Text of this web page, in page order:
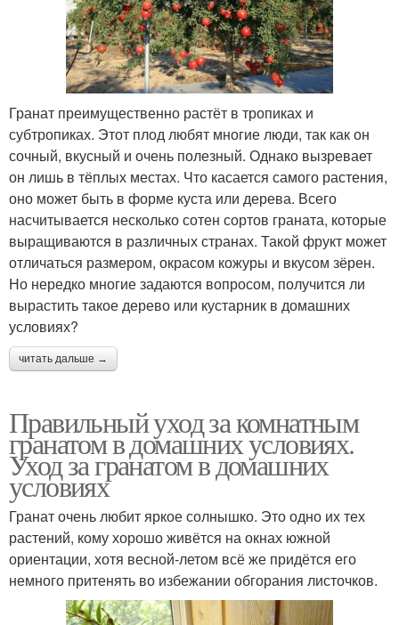
Гранат преимущественно растёт в тропиках и
субтропиках. Этот плод любят многие люди, так как он
сочный, вкусный и очень полезный. Однако вызревает
он лишь в тёплых местах. Что касается самого растения,
оно может быть в форме куста или дерева. Всего
насчитывается несколько сотен сортов граната, которые
выращиваются в различных странах. Такой фрукт может
отличаться размером, окрасом кожуры и вкусом зёрен.
Но нередко многие задаются вопросом, получится ли
вырастить такое дерево или кустарник в домашних
условиях?
читать дальше →
Правильный уход за комнатным
гранатом в домашних условиях.
Уход за гранатом в домашних
условиях
Гранат очень любит яркое солнышко. Это одно их тех
растений, кому хорошо живётся на окнах южной
ориентации, хотя весной-летом всё же придётся его
немного притенять во избежании обгорания листочков.